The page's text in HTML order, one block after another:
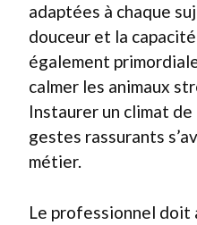
adaptées à chaque
douceur et la
également
calmer les animaux
Instaurer un climat
gestes rassurants
métier.
Le professionnel doit